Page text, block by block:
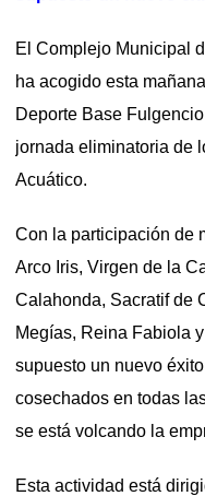
El Complejo Municipal
ha acogido esta
Deporte Base
jornada eliminatoria de
Acuático.
Con la participación de
Arco Iris, Virgen de la
Calahonda, Sacratif de
Megías, Reina Fabiola
supuesto un nuevo
cosechados en todas
se está volcando la
Esta actividad está